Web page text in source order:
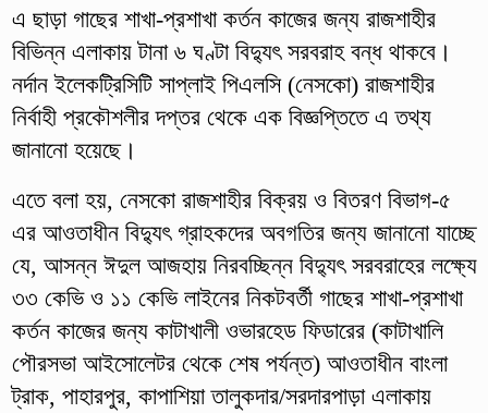
এ ছাড়া গাছের শাখা-প্রশাখা কর্তন কাজের জন্য রাজশাহীর
বিভিন্ন এলাকায় টানা ৬ ঘণ্টা বিদ্যুৎ সরবরাহ বন্ধ থাকবে।
নর্দান ইলেকট্রিসিটি সাপ্লাই পিএলসি (নেসকো) রাজশাহীর
নির্বাহী প্রকৌশলীর দপ্তর থেকে এক বিজ্ঞপ্তিতে এ তথ্য
জানানো হয়েছে।
এতে বলা হয়, নেসকো রাজশাহীর বিক্রয় ও বিতরণ বিভাগ-৫
এর আওতাধীন বিদ্যুৎ গ্রাহকদের অবগতির জন্য জানানো যাচ্ছে
যে, আসন্ন ঈদুল আজহায় নিরবচ্ছিন্ন বিদ্যুৎ সরবরাহের লক্ষ্যে
৩৩ কেভি ও ১১ কেভি লাইনের নিকটবর্তী গাছের শাখা-প্রশাখা
কর্তন কাজের জন্য কাটাখালী ওভারহেড ফিডারের (কাটাখালি
পৌরসভা আইসোলেটর থেকে শেষ পর্যন্ত) আওতাধীন বাংলা
ট্রাক, পাহারপুর, কাপাশিয়া তালুকদার/সরদারপাড়া এলাকায়